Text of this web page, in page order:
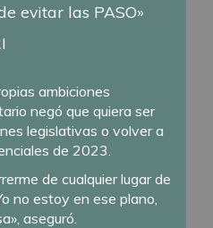
evitar las PASO»
ambiciones
negó que quiera ser
legislativas o volver a
de 2023.
de cualquier lugar de
no estoy en ese plano,
aseguró.